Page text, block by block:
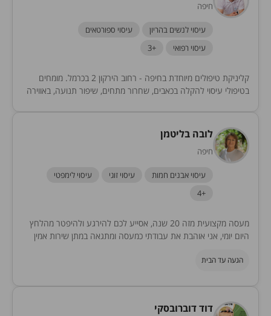
חיפה
עיסוי לנשים בהריון
עיסוי ספורטאים
עיסוי רפואי
+3
קליניקת טיפולים מיוחדת בחיפה - רחוב הירקון 2 בכרמל. מומחים
בטיפולי עיסוי להקלה בכאבים, שחרור מתחים, שיפור תנועה, באווירה
לובה בליטמן
חיפה
עיסוי אבנים חמות עיסוי זוגי
עיסוי לימפטי
+4
מעסה מקצועית מזה 20 שנה, אסייע לכם להירגע ולהיפטר מהלחץ
היום יומי, אני אוהבת את עבודתי כמעסה ומתגאה במתן שירות אמין
הגעה עד הבית
דוד דוברובסקי